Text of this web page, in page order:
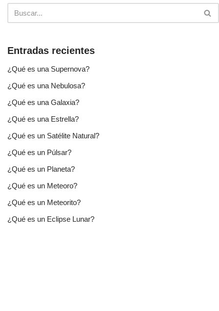
Entradas recientes
¿Qué es una Supernova?
¿Qué es una Nebulosa?
¿Qué es una Galaxia?
¿Qué es una Estrella?
¿Qué es un Satélite Natural?
¿Qué es un Púlsar?
¿Qué es un Planeta?
¿Qué es un Meteoro?
¿Qué es un Meteorito?
¿Qué es un Eclipse Lunar?